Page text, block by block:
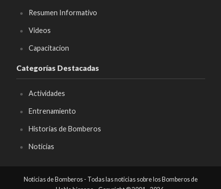
Resumen Informativo
Videos
Capacitacion
Categorías Destacadas
Actividades
Entrenamiento
Historias de Bomberos
Noticias
Noticias de Bomberos - Todas las noticias sobre los Bomberos de